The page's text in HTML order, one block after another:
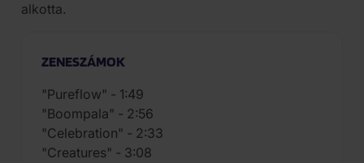
alkotta.
ZENESZÁMOK
"Pureflow" - 1:49
"Boompala" - 2:56
"Celebration" - 2:33
"Creatures" - 3:08